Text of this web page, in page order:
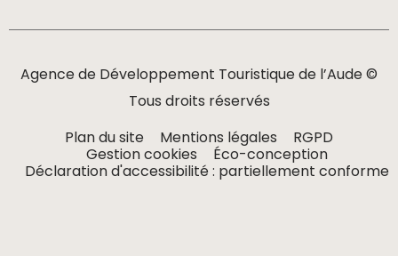
Agence de Développement Touristique de l’Aude ©
Tous droits réservés
Plan du site
Mentions légales
RGPD
Gestion cookies
Éco-conception
Déclaration d'accessibilité : partiellement conforme